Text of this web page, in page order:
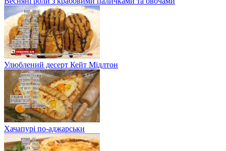
Улюблений десерт Кейт Мідлтон
Хачапурі по-аджарськи